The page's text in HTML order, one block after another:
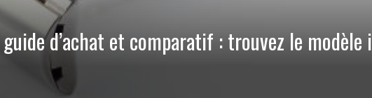
d’achat et comparatif : trouvez le modèle